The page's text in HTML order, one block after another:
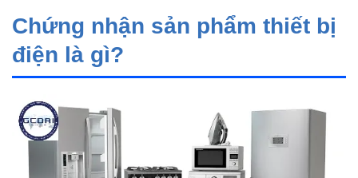
Chứng nhận sản phẩm thiết bị
điện là gì?